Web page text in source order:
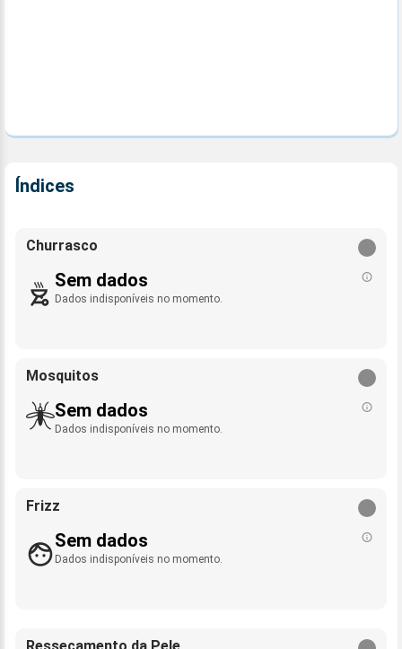
Índices
Churrasco
Sem dados
Dados indisponíveis no momento.
Mosquitos
Sem dados
Dados indisponíveis no momento.
Frizz
Sem dados
Dados indisponíveis no momento.